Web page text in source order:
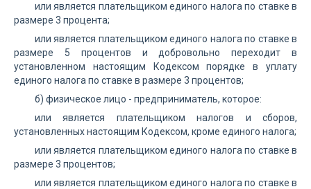
или является плательщиком единого налога по ставке в
размере 3 процента;
или является плательщиком единого налога по ставке в
размере 5 процентов и добровольно переходит в
установленном настоящим Кодексом порядке в уплату
единого налога по ставке в размере 3 процентов;
б) физическое лицо - предприниматель, которое:
или является плательщиком налогов и сборов,
установленных настоящим Кодексом, кроме единого налога;
или является плательщиком единого налога по ставке в
размере 3 процентов;
или является плательщиком единого налога по ставке в